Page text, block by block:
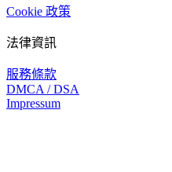
Cookie 政策
法律資訊
服務條款
DMCA / DSA
Impressum